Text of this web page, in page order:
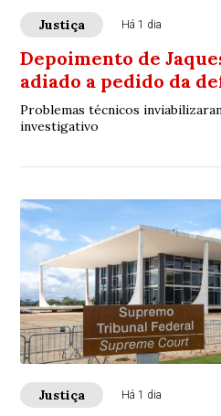
Justiça Há 1 dia
Depoimento de
adiado a pedido da
Problemas técnicos
investigativo
Justiça Há 1 dia